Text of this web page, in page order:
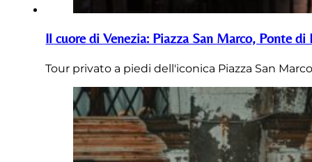
Il cuore di Venezia: Piazza San Marco, Ponte
Tour privato a piedi dell'iconica Piazza San